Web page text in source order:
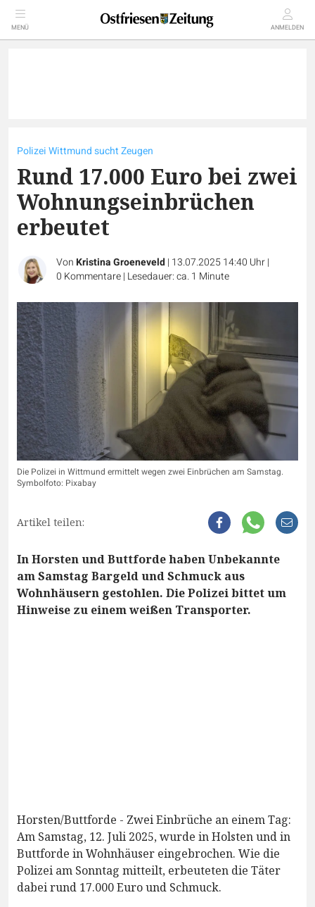
MENÜ ANMELDEN
Polizei Wittmund sucht Zeugen
Rund 17.000 Euro bei zwei
Wohnungseinbrüchen
erbeutet
VonKristina Groeneveld| 13.07.2025 14:40 Uhr|
0 Kommentare| Lesedauer: ca. 1 Minute
Die Polizei in Wittmund ermittelt wegen zwei Einbrüchen am Samstag.
Symbolfoto: Pixabay
Artikel teilen:
In Horsten und Buttforde haben Unbekannte
am Samstag Bargeld und Schmuck aus
Wohnhäusern gestohlen. Die Polizei bittet um
Hinweise zu einem weißen Transporter.
Horsten/Buttforde - Zwei Einbrüche an einem Tag:
Am Samstag, 12. Juli 2025, wurde in Holsten und in
Buttforde in Wohnhäuser eingebrochen. Wie die
Polizei am Sonntag mitteilt, erbeuteten die Täter
dabei rund 17.000 Euro und Schmuck.